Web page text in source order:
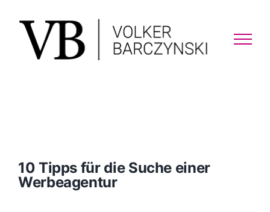
content
10 Tipps für die Suche einer
Werbeagentur